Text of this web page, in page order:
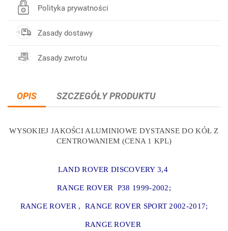
Polityka prywatności
Zasady dostawy
Zasady zwrotu
OPIS SZCZEGÓŁY PRODUKTU
WYSOKIEJ JAKOŚCI ALUMINIOWE DYSTANSE DO KÓŁ Z
CENTROWANIEM (CENA 1 KPL)
LAND ROVER DISCOVERY 3,4
RANGE ROVER P38 1999-2002;
RANGE ROVER , RANGE ROVER SPORT 2002-2017;
RANGE ROVER